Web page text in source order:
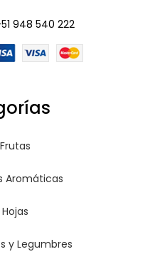
948 540 222
Frutas
Aromáticas
Hojas
y Legumbres